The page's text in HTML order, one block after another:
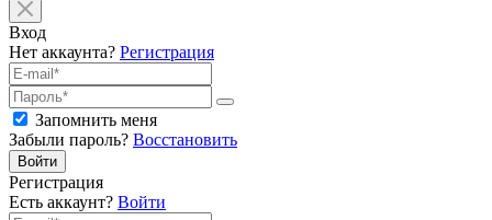
Вход
Нет аккаунта? Регистрация
Запомнить меня
Забыли пароль? Восстановить
Войти
Регистрация
Есть аккаунт? Войти